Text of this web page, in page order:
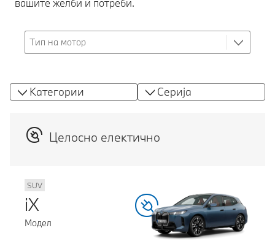
вашите желби и потреби.
Категории Серија
Целосно електично
SUV
iX
Модел